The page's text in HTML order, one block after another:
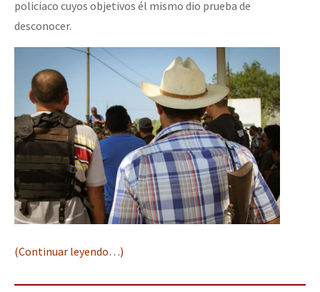
policiaco cuyos objetivos él mismo dio prueba de
desconocer.
(Continuar leyendo…)